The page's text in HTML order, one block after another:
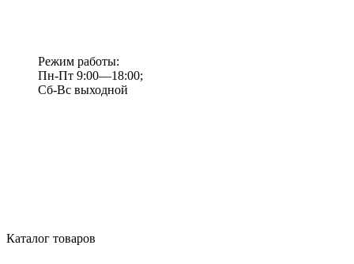
Режим работы:
Пн-Пт 9:00—18:00;
Сб-Вс выходной
Каталог товаров